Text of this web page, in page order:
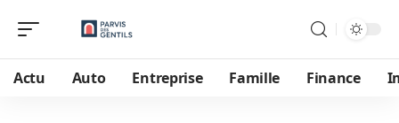
Actu Auto Entreprise Famille Finance